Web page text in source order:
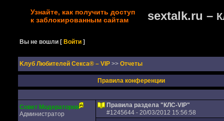
Узнайте, как получить доступ
к заблокированным сайтам
sextalk.ru –
Вы не вошли [Войти ]
Kлуб Любителей Секса® – VIP >> Отчеты
Правила конференции
Совет Модераторов
Администратор
Правила раздела "КЛС-VIP"
#1245644- 20/03/2012 15:56:58